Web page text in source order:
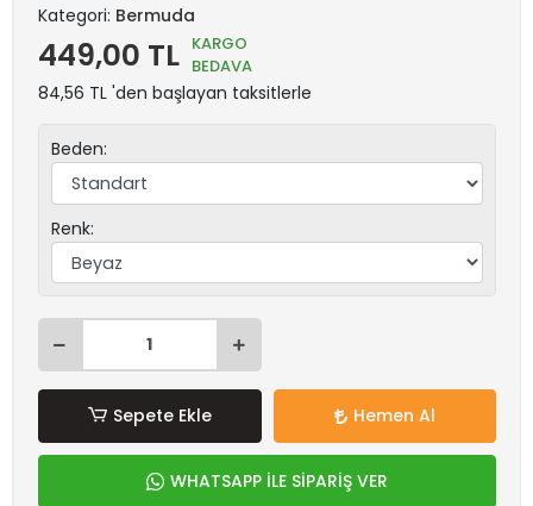
Kategori: Bermuda
449,00 TL KARGO
BEDAVA
84,56 TL 'den başlayan taksitlerle
Beden:
Renk:
Sepete Ekle Hemen Al
WHATSAPP İLE SİPARİŞ VER